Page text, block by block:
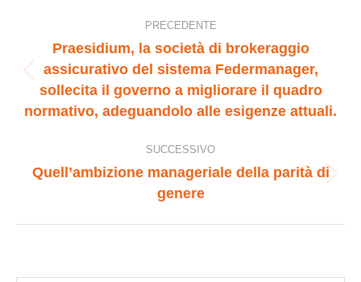
tra
PRECEDENTE
Post
precedente:
Praesidium, la società di brokeraggio
assicurativo del sistema Federmanager,
sollecita il governo a migliorare il quadro
normativo, adeguandolo alle esigenze attuali.
SUCCESSIVO
Prossimo
post:
Quell’ambizione manageriale della parità di
genere